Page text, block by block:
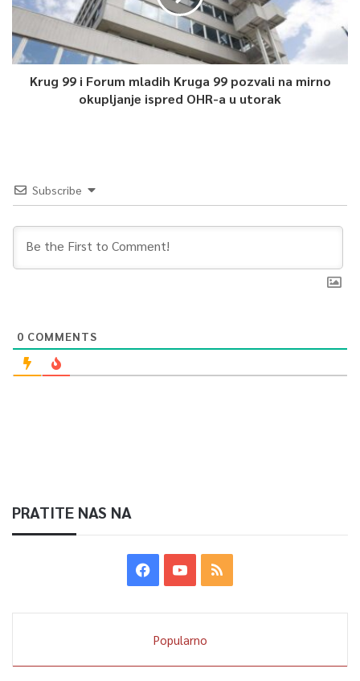
Krug 99 i Forum mladih Kruga 99 pozvali na mirno
okupljanje ispred OHR-a u utorak
Subscribe
0 COMMENTS
PRATITE NAS NA
Popularno